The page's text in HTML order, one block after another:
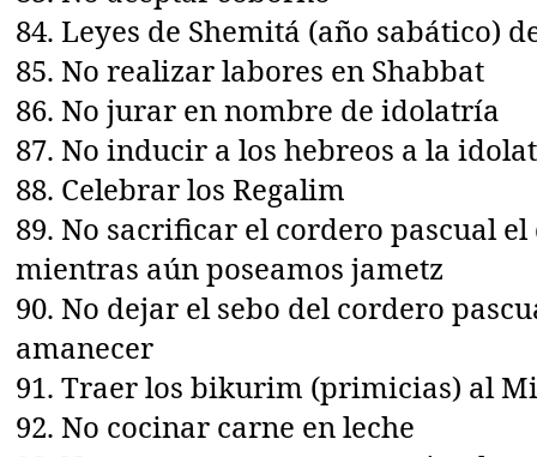
84. Leyes de Shemitá (año sabático)
85. No realizar labores en Shabbat
86. No jurar en nombre de idolatría
87. No inducir a los hebreos a la
88. Celebrar los Regalim
89. No sacrificar el cordero pascual el
mientras aún poseamos jametz
90. No dejar el sebo del cordero
amanecer
91. Traer los bikurim (primicias) al
92. No cocinar carne en leche